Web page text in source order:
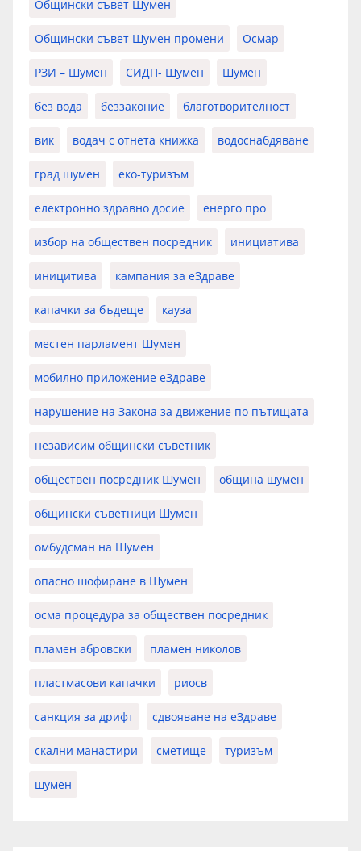
Общински съвет Шумен
Общински съвет Шумен промени Осмар
РЗИ – Шумен СИДП- Шумен Шумен
без вода беззаконие благотворителност
вик водач с отнета книжка водоснабдяване
град шумен еко-туризъм
електронно здравно досие енерго про
избор на обществен посредник инициатива
иницитива кампания за еЗдраве
капачки за бъдеще кауза
местен парламент Шумен
мобилно приложение еЗдраве
нарушение на Закона за движение по пътищата
независим общински съветник
обществен посредник Шумен община шумен
общински съветници Шумен
омбудсман на Шумен
опасно шофиране в Шумен
осма процедура за обществен посредник
пламен абровски пламен николов
пластмасови капачки риосв
санкция за дрифт сдвояване на еЗдраве
скални манастири сметище туризъм
шумен